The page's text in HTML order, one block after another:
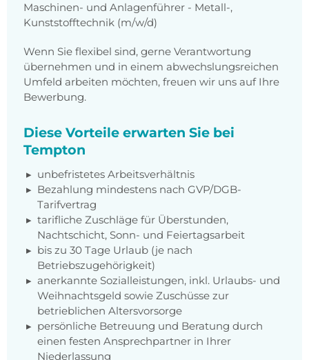
Maschinen- und Anlagenführer - Metall-,
Kunststofftechnik (m/w/d)
Wenn Sie flexibel sind, gerne Verantwortung
übernehmen und in einem abwechslungsreichen
Umfeld arbeiten möchten, freuen wir uns auf Ihre
Bewerbung.
Diese Vorteile erwarten Sie bei
Tempton
unbefristetes Arbeitsverhältnis
Bezahlung mindestens nach GVP/DGB-
Tarifvertrag
tarifliche Zuschläge für Überstunden,
Nachtschicht, Sonn- und Feiertagsarbeit
bis zu 30 Tage Urlaub (je nach
Betriebszugehörigkeit)
anerkannte Sozialleistungen, inkl. Urlaubs- und
Weihnachtsgeld sowie Zuschüsse zur
betrieblichen Altersvorsorge
persönliche Betreuung und Beratung durch
einen festen Ansprechpartner in Ihrer
Niederlassung